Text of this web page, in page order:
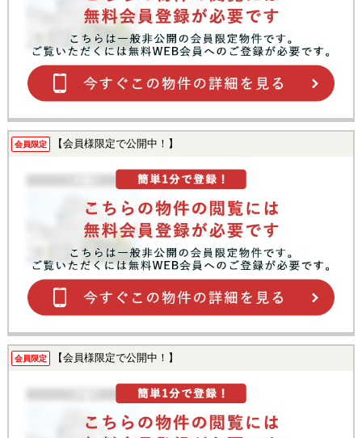
会員限定 【会員様限定で公開中！】
会員限定 【会員様限定で公開中！】